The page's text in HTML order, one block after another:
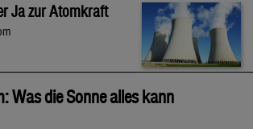
Ja zur Atomkraft
Was die Sonne alles kann